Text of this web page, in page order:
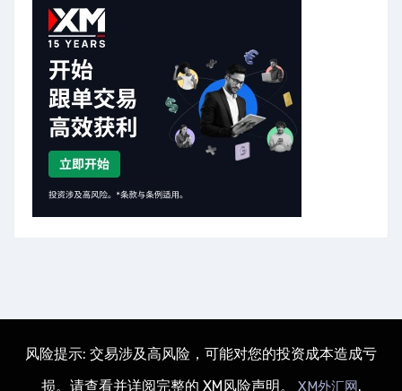
风险提示: 交易涉及高风险，可能对您的投资成本造成亏
损。请查看并详阅完整的 XM风险声明。 XM外汇网.